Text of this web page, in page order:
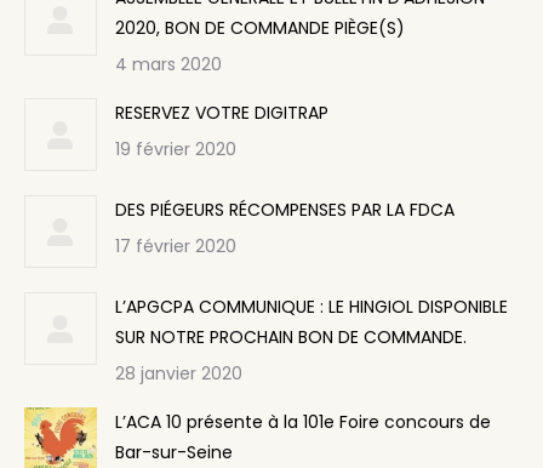
2020, BON DE COMMANDE PIÈGE(S)
4 mars 2020
RESERVEZ VOTRE DIGITRAP
19 février 2020
DES PIÉGEURS RÉCOMPENSES PAR LA FDCA
17 février 2020
L’APGCPA COMMUNIQUE : LE HINGIOL DISPONIBLE
SUR NOTRE PROCHAIN BON DE COMMANDE.
28 janvier 2020
L’ACA 10 présente à la 101e Foire concours de
Bar-sur-Seine